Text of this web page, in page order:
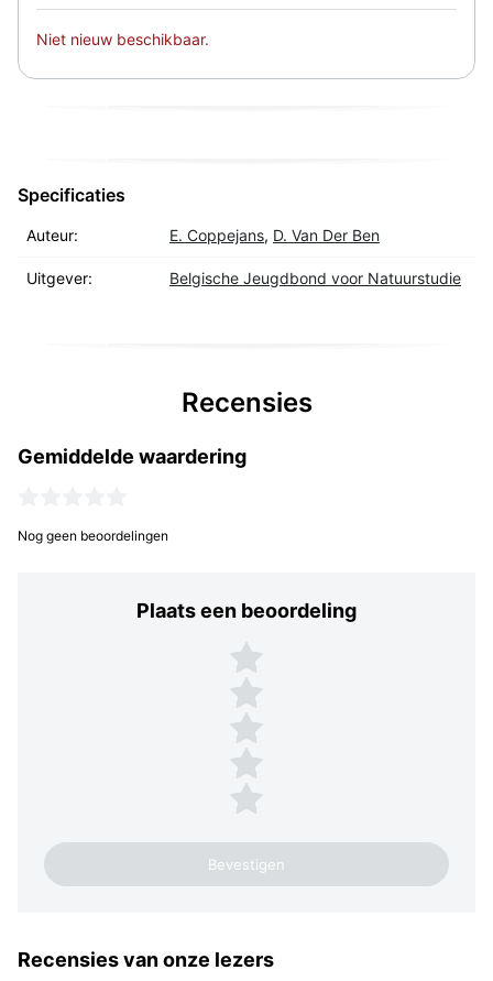
Niet nieuw beschikbaar.
Specificaties
Auteur: E. Coppejans, D. Van Der Ben
Uitgever: Belgische Jeugdbond voor Natuurstudie
Recensies
Gemiddelde waardering
Nog geen beoordelingen
Plaats een beoordeling
Plaats een beoordeling
5 sterren
4 sterren
3 sterren
2 sterren
1 ster
Recensies van onze lezers